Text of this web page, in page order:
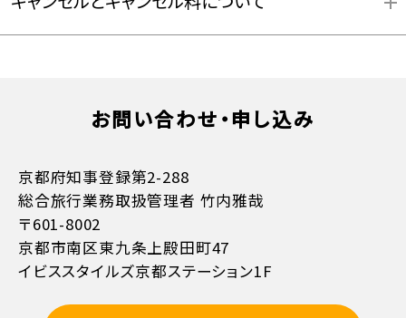
お問い合わせ・申し込み
京都府知事登録第2-288
総合旅行業務取扱管理者 竹内雅哉
〒601-8002
京都市南区東九条上殿田町47
イビススタイルズ京都ステーション1F